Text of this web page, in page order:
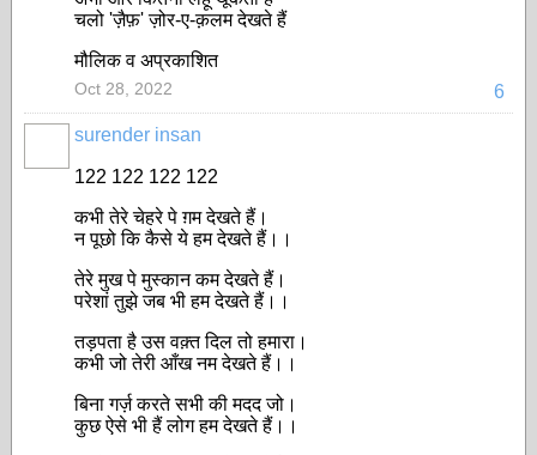
चलो 'ज़ैफ़' ज़ोर-ए-क़लम देखते हैं
मौलिक व अप्रकाशित
6
Oct 28, 2022
surender insan
122 122 122 122
कभी तेरे चेहरे पे ग़म देखते हैं।
न पूछो कि कैसे ये हम देखते हैं।।
तेरे मुख पे मुस्कान कम देखते हैं।
परेशां तुझे जब भी हम देखते हैं।।
तड़पता है उस वक़्त दिल तो हमारा।
कभी जो तेरी आँख नम देखते हैं।।
बिना गर्ज़ करते सभी की मदद जो।
कुछ ऐसे भी हैं लोग हम देखते हैं।।